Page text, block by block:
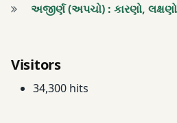
બૂસ્ટર
શક્તિ
રોગપ્રતિકારક
અજીર્ણ (અપચો) : કારણો,
Visitors
34,300 hits